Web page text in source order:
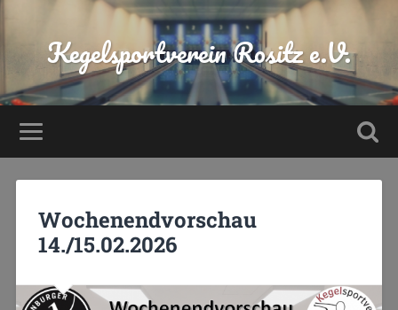
Kegelsportverein Rositz e.V.
Wochenendvorschau
14./15.02.2026